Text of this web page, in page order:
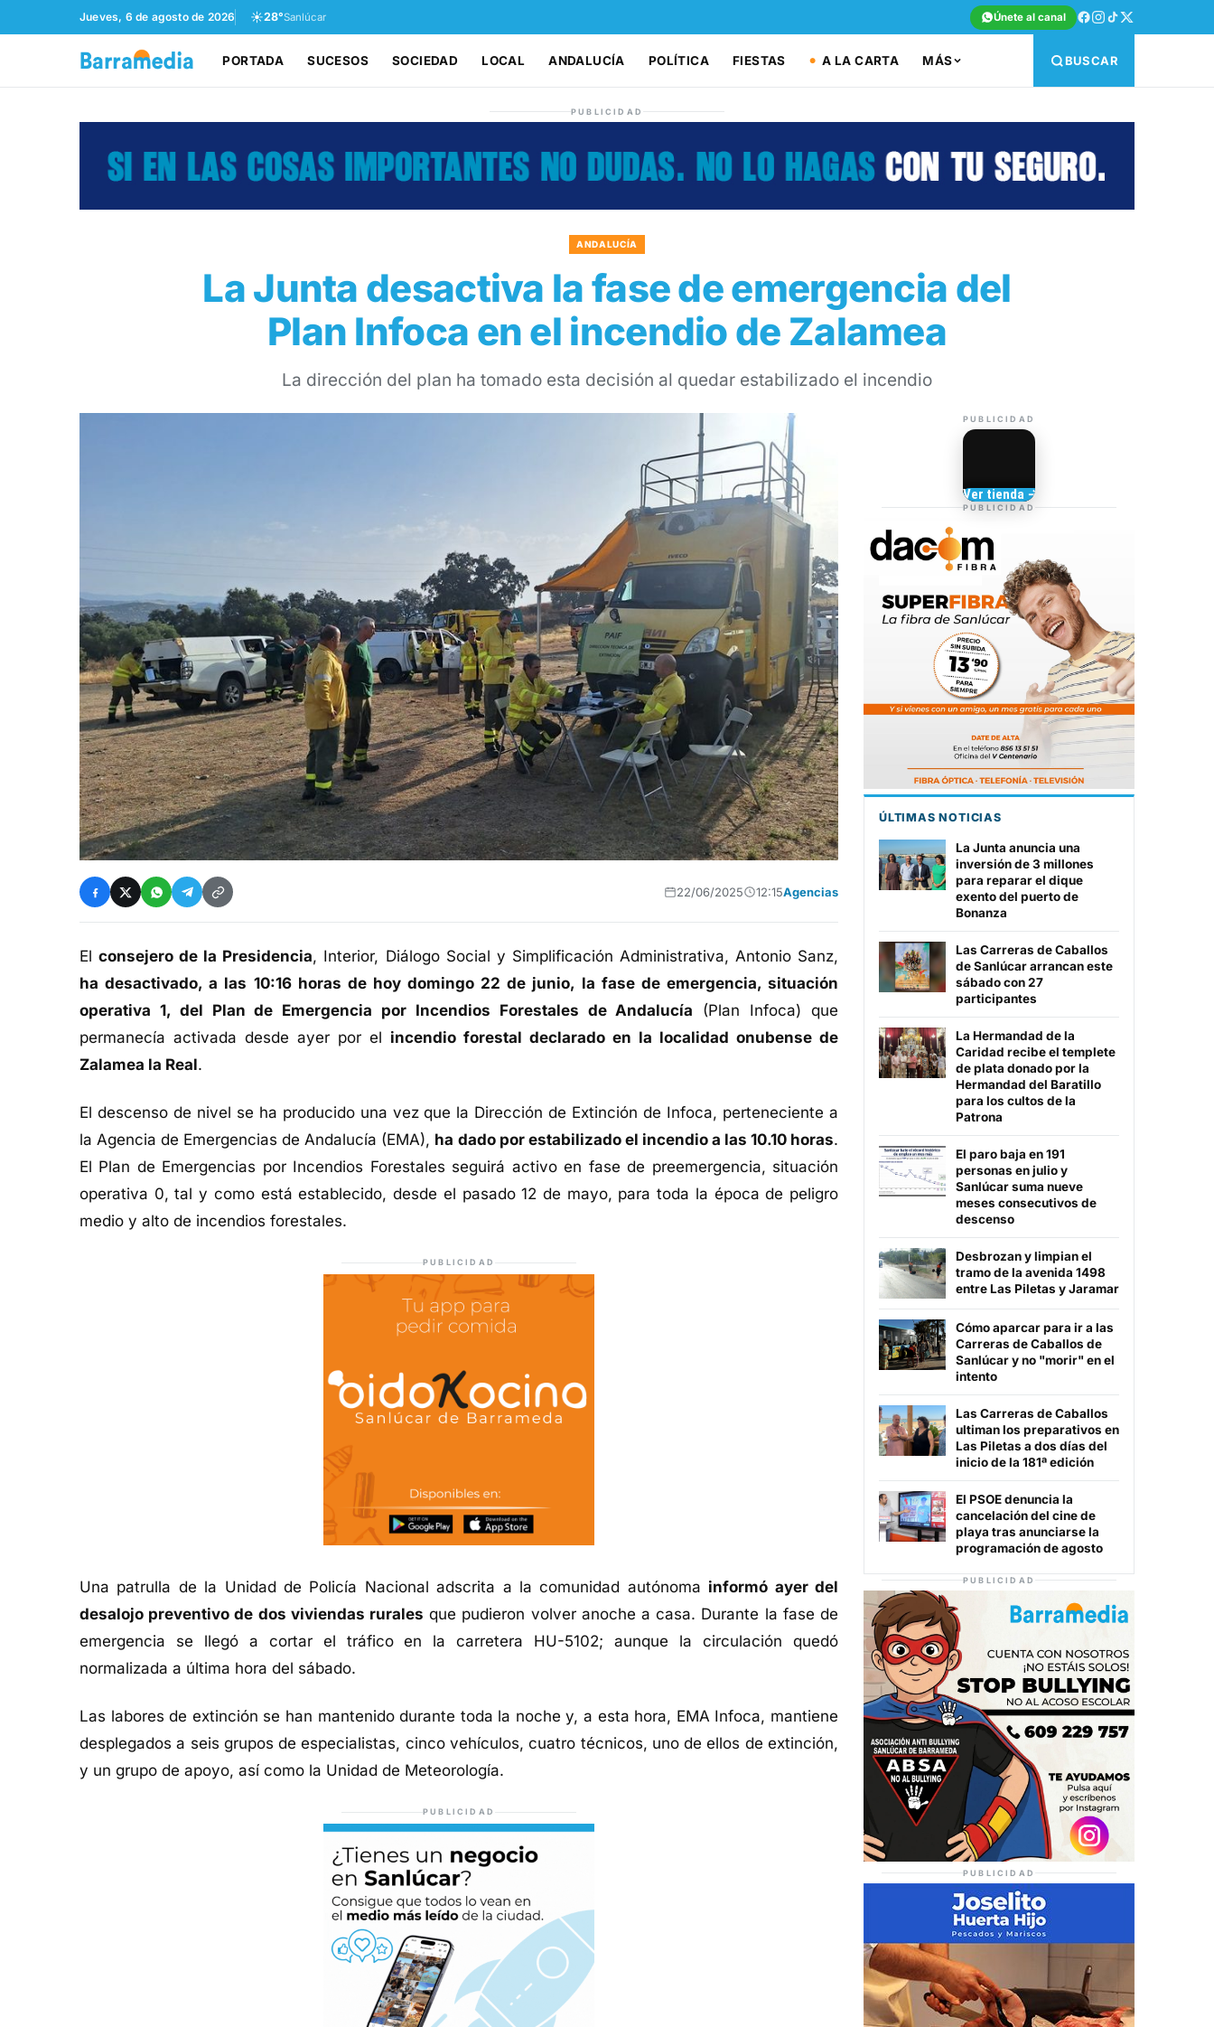
Jueves, 6 de agosto de 2026 ☀️28°Sanlúcar Únete al canal
PORTADA SUCESOS SOCIEDAD LOCAL ANDALUCÍA POLÍTICA FIESTAS A LA CARTA MÁS BUSCAR
PUBLICIDAD
ANDALUCÍA
La Junta desactiva la fase de emergencia del
Plan Infoca en el incendio de Zalamea
La dirección del plan ha tomado esta decisión al quedar estabilizado el incendio
22/06/2025 12:15Agencias
Elconsejero de la Presidencia, Interior, Diálogo Social y Simplificación Administrativa, Antonio Sanz,
ha desactivado, a las 10:16 horas de hoy domingo 22 de junio, la fase de emergencia, situación
operativa 1, del Plan de Emergencia por Incendios Forestales de Andalucía (Plan Infoca) que
permanecía activada desde ayer por el incendio forestal declarado en la localidad onubense de
Zalamea la Real.
El descenso de nivel se ha producido una vez que la Dirección de Extinción de Infoca, perteneciente a
la Agencia de Emergencias de Andalucía (EMA), ha dado por estabilizado el incendio a las 10.10 horas.
El Plan de Emergencias por Incendios Forestales seguirá activo en fase de preemergencia, situación
operativa 0, tal y como está establecido, desde el pasado 12 de mayo, para toda la época de peligro
medio y alto de incendios forestales.
PUBLICIDAD
Una patrulla de la Unidad de Policía Nacional adscrita a la comunidad autónoma informó ayer del
desalojo preventivo de dos viviendas rurales que pudieron volver anoche a casa. Durante la fase de
emergencia se llegó a cortar el tráfico en la carretera HU-5102; aunque la circulación quedó
normalizada a última hora del sábado.
Las labores de extinción se han mantenido durante toda la noche y, a esta hora, EMA Infoca, mantiene
desplegados a seis grupos de especialistas, cinco vehículos, cuatro técnicos, uno de ellos de extinción,
y un grupo de apoyo, así como la Unidad de Meteorología.
PUBLICIDAD
PUBLICIDAD
TIENDA DE
Camisetas de Sanlúcar
Ver tienda →
PUBLICIDAD
ÚLTIMAS NOTICIAS
La Junta anuncia una
inversión de 3 millones
para reparar el dique
exento del puerto de
Bonanza
Las Carreras de Caballos
de Sanlúcar arrancan este
sábado con 27
participantes
La Hermandad de la
Caridad recibe el templete
de plata donado por la
Hermandad del Baratillo
para los cultos de la
Patrona
El paro baja en 191
personas en julio y
Sanlúcar suma nueve
meses consecutivos de
descenso
Desbrozan y limpian el
tramo de la avenida 1498
entre Las Piletas y Jaramar
Cómo aparcar para ir a las
Carreras de Caballos de
Sanlúcar y no "morir" en el
intento
Las Carreras de Caballos
ultiman los preparativos en
Las Piletas a dos días del
inicio de la 181ª edición
El PSOE denuncia la
cancelación del cine de
playa tras anunciarse la
programación de agosto
PUBLICIDAD
PUBLICIDAD